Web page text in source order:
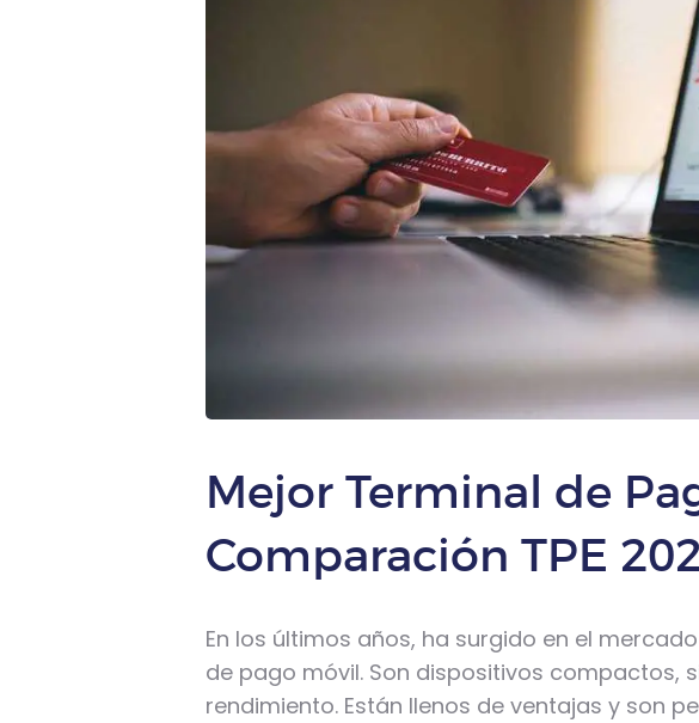
Mejor Terminal de
Comparación TPE
En los últimos años, ha surgido en el
de pago móvil. Son dispositivos compactos,
rendimiento. Están llenos de ventajas y son